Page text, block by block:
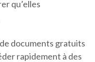
qu’elles
documents gratuits
rapidement à des